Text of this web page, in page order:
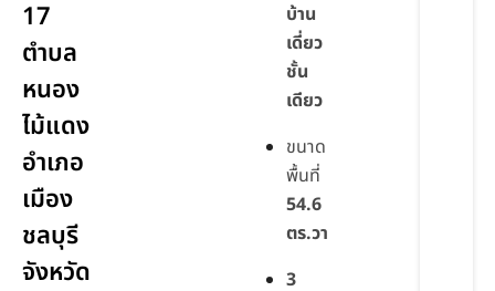
17
ตำบล
หนอง
ไม้แดง
อำเภอ
เมือง
ชลบุรี
จังหวัด
บ้าน
เดี่ยว
ชั้น
เดียว
ขนาด
พื้นที่
54.6
ตร.วา
3